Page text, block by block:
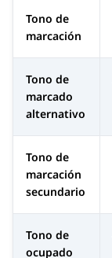
Tono de
marcación
Tono de
marcado
alternativo
Tono de
marcación
secundario
Tono de
ocupado